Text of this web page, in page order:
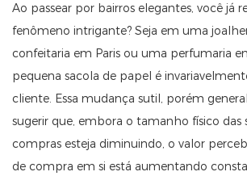
Ao passear por bairros elegantes, você já
fenômeno intrigante? Seja em uma
confeitaria em Paris ou uma perfumaria
pequena sacola de papel é
cliente. Essa mudança sutil, porém
sugerir que, embora o tamanho físico das
compras esteja diminuindo, o valor
de compra em si está aumentando